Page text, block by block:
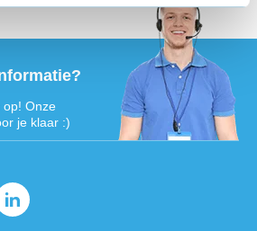
op! Onze
je klaar :)